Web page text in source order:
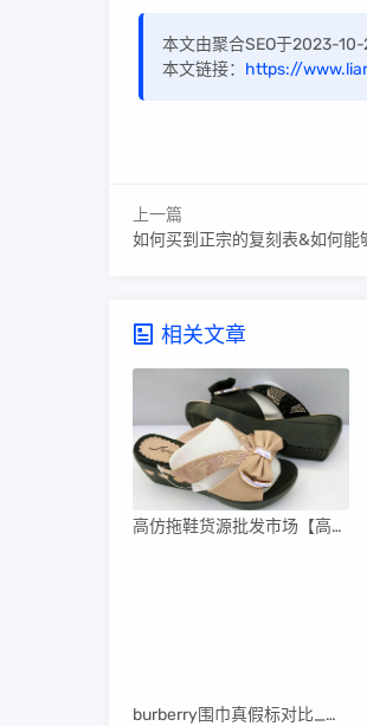
本文由聚合SEO于2023-
本文链接： https://
上一篇
如何买到正宗的复刻表&如何能
相关文章
高仿拖鞋货源批发市场【高仿拖鞋货源批发市场在哪里】
burberry围巾真假标对比_高仿burberry围巾